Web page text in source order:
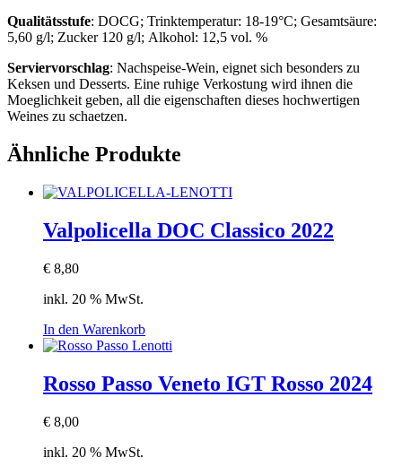
Qualitätsstufe: DOCG; Trinktemperatur: 18-19°C; Gesamtsäure:
5,60 g/l; Zucker 120 g/l; Alkohol: 12,5 vol. %
Serviervorschlag: Nachspeise-Wein, eignet sich besonders zu
Keksen und Desserts. Eine ruhige Verkostung wird ihnen die
Moeglichkeit geben, all die eigenschaften dieses hochwertigen
Weines zu schaetzen.
Ähnliche Produkte
Valpolicella DOC Classico 2022
€ 8,80
inkl. 20 % MwSt.
In den Warenkorb
Rosso Passo Veneto IGT Rosso 2024
€ 8,00
inkl. 20 % MwSt.